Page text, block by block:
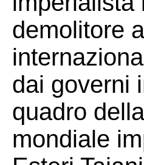
demolitore
dai governi
quadro
mondiale